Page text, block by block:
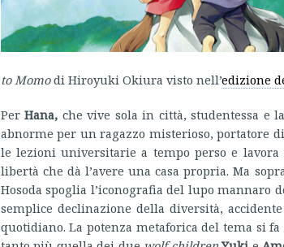
to Momodi Hiroyuki Okiura visto nell’edizione
PerHana, che vive sola in città, studentessa e
abnorme per un ragazzo misterioso, portatore
le lezioni universitarie a tempo perso e
libertà che dà l’avere una casa propria. Ma
Hosoda spoglia l’iconografia del lupo
semplice declinazione della diversità,
quotidiano. La potenza metaforica del tema si